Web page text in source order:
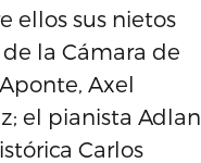
ellos sus nietos
de la Cámara de
Axel
el pianista Adlan
Carlos